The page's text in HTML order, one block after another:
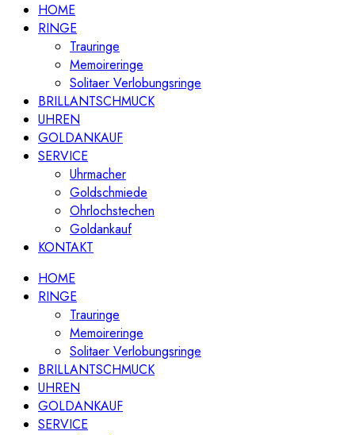
HOME
RINGE
Trauringe
Memoireringe
Solitaer Verlobungsringe
BRILLANTSCHMUCK
UHREN
GOLDANKAUF
SERVICE
Uhrmacher
Goldschmiede
Ohrlochstechen
Goldankauf
KONTAKT
HOME
RINGE
Trauringe
Memoireringe
Solitaer Verlobungsringe
BRILLANTSCHMUCK
UHREN
GOLDANKAUF
SERVICE